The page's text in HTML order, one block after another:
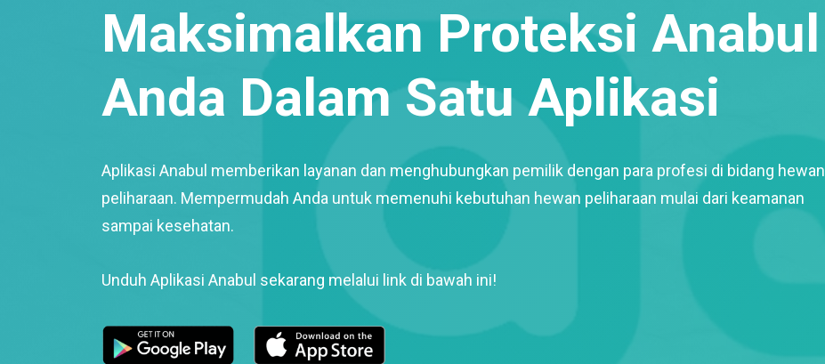
Maksimalkan Proteksi Anabul
Anda Dalam Satu Aplikasi
Aplikasi Anabul memberikan layanan dan menghubungkan pemilik dengan para profesi di bidang hewan
peliharaan. Mempermudah Anda untuk memenuhi kebutuhan hewan peliharaan mulai dari keamanan
sampai kesehatan.
Unduh Aplikasi Anabul sekarang melalui link di bawah ini!